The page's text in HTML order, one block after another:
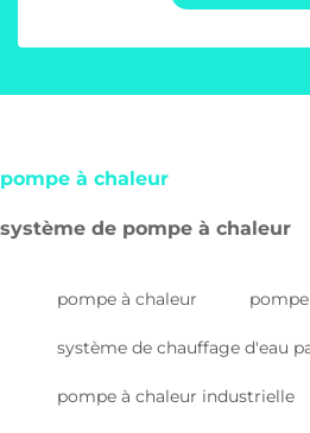
pompe à chaleur
système de pompe à chaleur
pompe à chaleur
système de chauffage d'eau
pompe à chaleur industrielle